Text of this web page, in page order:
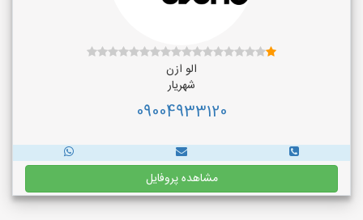
الو ازن
شهریار
09004933120
مشاهده پروفایل